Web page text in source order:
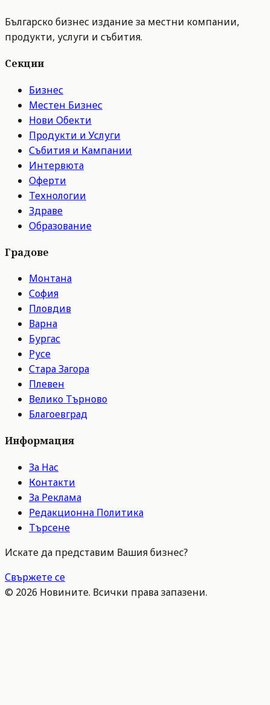
Българско бизнес издание за местни компании,
продукти, услуги и събития.
Секции
Бизнес
Местен Бизнес
Нови Обекти
Продукти и Услуги
Събития и Кампании
Интервюта
Оферти
Технологии
Здраве
Образование
Градове
Монтана
София
Пловдив
Варна
Бургас
Русе
Стара Загора
Плевен
Велико Търново
Благоевград
Информация
За Нас
Контакти
За Реклама
Редакционна Политика
Търсене
Искате да представим Вашия бизнес?
Свържете се
© 2026 Новините. Всички права запазени.